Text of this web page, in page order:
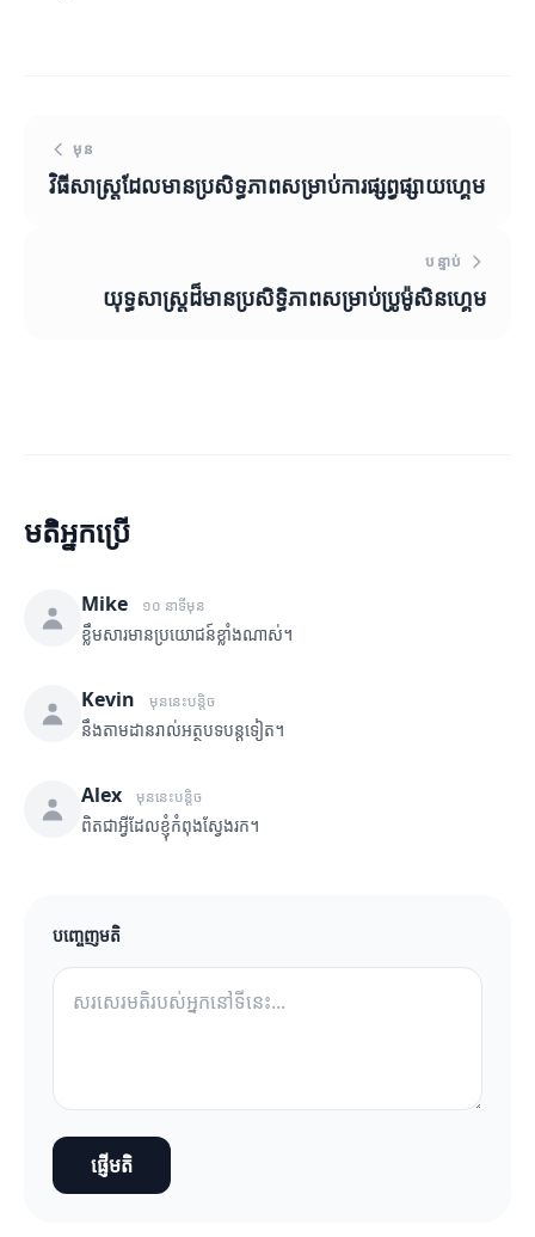
មុន
វិធីសាស្ត្រដែលមានប្រសិទ្ធភាពសម្រាប់ការផ្សព្វផ្សាយហ្គេម
បន្ទាប់
យុទ្ធសាស្ត្រដ៏មានប្រសិទ្ធិភាពសម្រាប់ប្រូម៉ូសិនហ្គេម
មតិអ្នកប្រើ
Mike ១០ នាទីមុន
ខ្លឹមសារមានប្រយោជន៍ខ្លាំងណាស់។
Kevin មុននេះបន្តិច
នឹងតាមដានរាល់អត្ថបទបន្តទៀត។
Alex មុននេះបន្តិច
ពិតជាអ្វីដែលខ្ញុំកំពុងស្វែងរក។
បញ្ចេញមតិ
ផ្ញើមតិ